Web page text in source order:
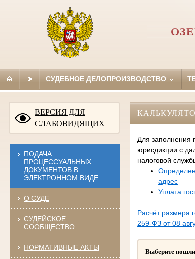
СУДЕБНОЕ ДЕЛОПРОИЗВОДСТВО
ВЕРСИЯ ДЛЯ
СЛАБОВИДЯЩИХ
ПОДАЧА
ПРОЦЕССУАЛЬНЫХ
ДОКУМЕНТОВ В
ЭЛЕКТРОННОМ ВИДЕ
О СУДЕ
СУДЕЙСКОЕ
СООБЩЕСТВО
НОРМАТИВНЫЕ АКТЫ
Для заполнения
юрисдикции с
налоговой
адрес
Уплата
Расчёт размера
259-ФЗ от 08
Выберите